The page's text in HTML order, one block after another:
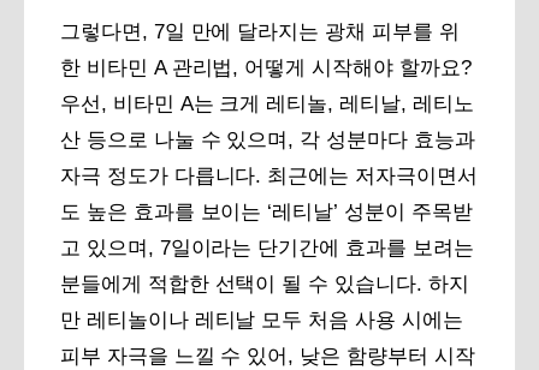
그렇다면, 7일 만에 달라지는 광채 피부를 위
한 비타민 A 관리법, 어떻게 시작해야 할까요?
우선, 비타민 A는 크게 레티놀, 레티날, 레티노
산 등으로 나눌 수 있으며, 각 성분마다 효능과
자극 정도가 다릅니다. 최근에는 저자극이면서
도 높은 효과를 보이는 ‘레티날’ 성분이 주목받
고 있으며, 7일이라는 단기간에 효과를 보려는
분들에게 적합한 선택이 될 수 있습니다. 하지
만 레티놀이나 레티날 모두 처음 사용 시에는
피부 자극을 느낄 수 있어, 낮은 함량부터 시작